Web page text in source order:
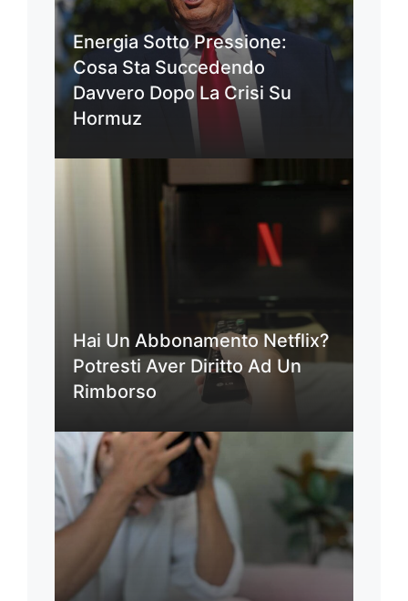
Energia Sotto Pressione:
Cosa Sta Succedendo
Davvero Dopo La Crisi Su
Hormuz
Hai Un Abbonamento Netflix?
Potresti Aver Diritto Ad Un
Rimborso